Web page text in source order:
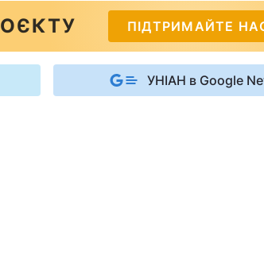
ПІДТРИМАЙТЕ
УНІАН в Google